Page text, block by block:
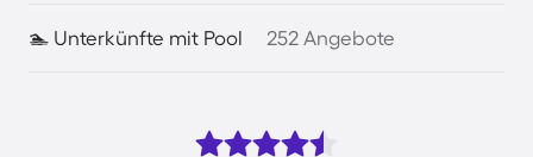
🏊 Unterkünfte mit Pool 252 Angebote